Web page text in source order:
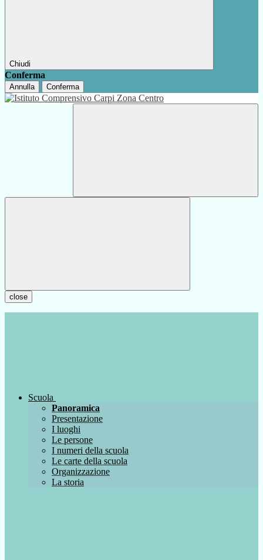
Chiudi
Conferma
Annulla Conferma
close
Scuola
Panoramica
Presentazione
I luoghi
Le persone
I numeri della scuola
Le carte della scuola
Organizzazione
La storia